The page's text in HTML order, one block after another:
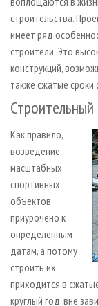
строительства.
имеет ряд
строители. Это
конструкций,
также сжатые сроки
Строительный
Как правило,
возведение
масштабных
спортивных
объектов
приурочено к
определенным
датам, а потому
строить их
приходится в
круглый год, вне